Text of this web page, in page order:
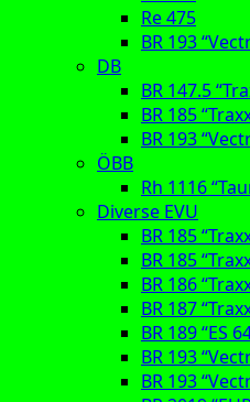
Re 475
BR 193
DB
BR 147.5
BR 185
BR 193
ÖBB
Rh 1116
Diverse EVU
BR 185
BR 185
BR 186
BR 187
BR 189 “ES
BR 193
BR 193